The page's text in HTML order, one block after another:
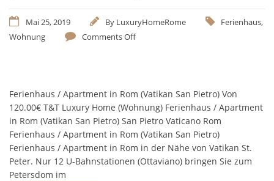
Mai 25, 2019 By LuxuryHomeRome Ferienhaus,
Wohnung
Comments Off
Ferienhaus / Apartment in Rom (Vatikan San Pietro) Von
120.00€ T&T Luxury Home (Wohnung) Ferienhaus / Apartment
in Rom (Vatikan San Pietro) San Pietro Vaticano Rom
Ferienhaus / Apartment in Rom (Vatikan San Pietro)
Ferienhaus / Apartment in Rom in der Nähe von Vatikan St.
Peter. Nur 12 U-Bahnstationen (Ottaviano) bringen Sie zum
Petersdom im